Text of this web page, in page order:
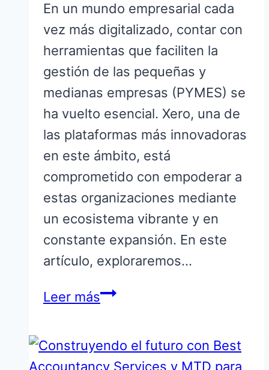
En un mundo empresarial cada
vez más digitalizado, contar con
herramientas que faciliten la
gestión de las pequeñas y
medianas empresas (PYMES) se
ha vuelto esencial. Xero, una de
las plataformas más innovadoras
en este ámbito, está
comprometido con empoderar a
estas organizaciones mediante
un ecosistema vibrante y en
constante expansión. En este
artículo, exploraremos…
Leer másConoce
ecosistema
Xero